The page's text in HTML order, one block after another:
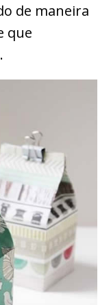
de maneira
que